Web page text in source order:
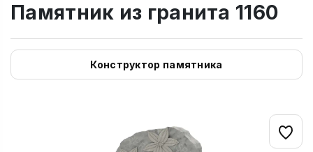
Памятник из гранита 1160
Конструктор памятника